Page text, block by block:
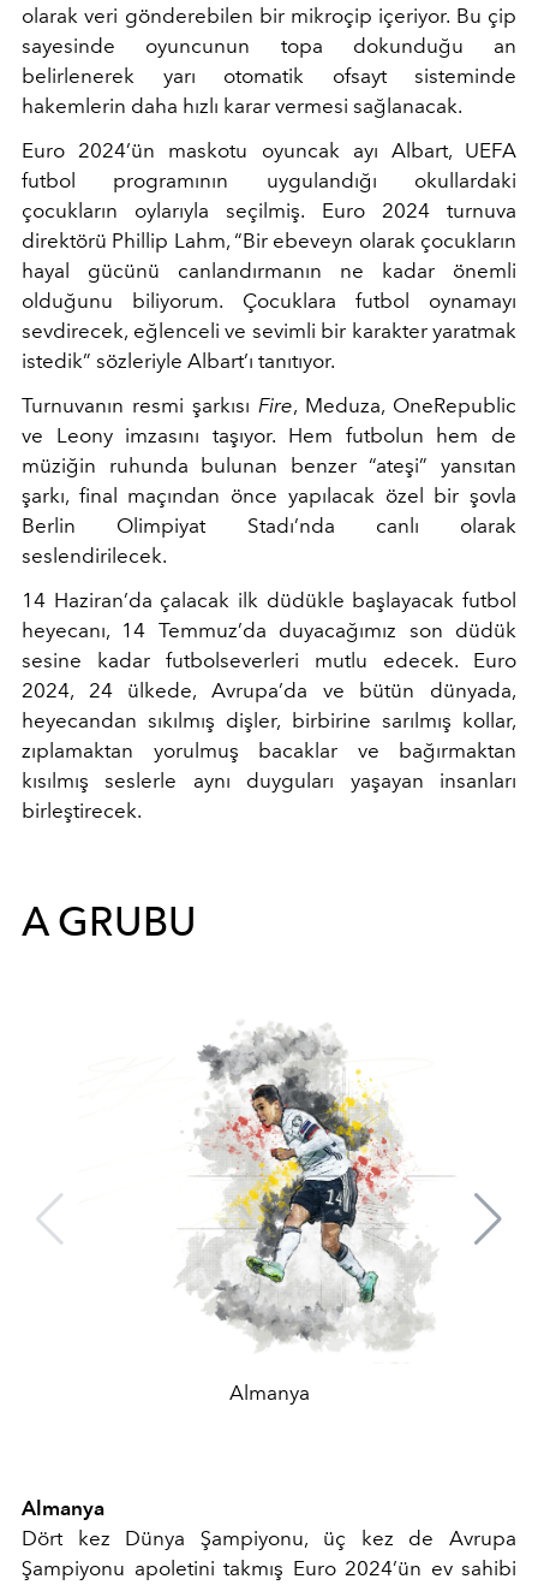
olarak veri gönderebilen bir mikroçip içeriyor. Bu çip
sayesinde oyuncunun topa dokunduğu an
belirlenerek yarı otomatik ofsayt sisteminde
hakemlerin daha hızlı karar vermesi sağlanacak.
Euro 2024’ün maskotu oyuncak ayı Albart, UEFA
futbol programının uygulandığı okullardaki
çocukların oylarıyla seçilmiş. Euro 2024 turnuva
direktörü Phillip Lahm, “Bir ebeveyn olarak çocukların
hayal gücünü canlandırmanın ne kadar önemli
olduğunu biliyorum. Çocuklara futbol oynamayı
sevdirecek, eğlenceli ve sevimli bir karakter yaratmak
istedik” sözleriyle Albart’ı tanıtıyor.
Turnuvanın resmi şarkısı Fire, Meduza, OneRepublic
ve Leony imzasını taşıyor. Hem futbolun hem de
müziğin ruhunda bulunan benzer “ateşi” yansıtan
şarkı, final maçından önce yapılacak özel bir şovla
Berlin Olimpiyat Stadı’nda canlı olarak
seslendirilecek.
14 Haziran’da çalacak ilk düdükle başlayacak futbol
heyecanı, 14 Temmuz’da duyacağımız son düdük
sesine kadar futbolseverleri mutlu edecek. Euro
2024, 24 ülkede, Avrupa’da ve bütün dünyada,
heyecandan sıkılmış dişler, birbirine sarılmış kollar,
zıplamaktan yorulmuş bacaklar ve bağırmaktan
kısılmış seslerle aynı duyguları yaşayan insanları
birleştirecek.
A GRUBU
Almanya
Almanya
Dört kez Dünya Şampiyonu, üç kez de Avrupa
Şampiyonu apoletini takmış Euro 2024’ün ev sahibi